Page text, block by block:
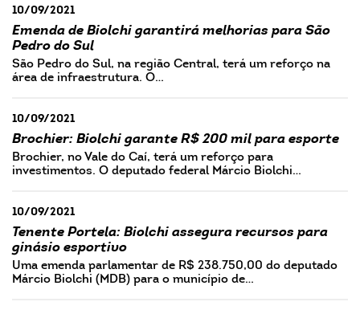
10/09/2021
Emenda de Biolchi garantirá melhorias para São
Pedro do Sul
São Pedro do Sul, na região Central, terá um reforço na
área de infraestrutura. O…
10/09/2021
Brochier: Biolchi garante R$ 200 mil para esporte
Brochier, no Vale do Caí, terá um reforço para
investimentos. O deputado federal Márcio Biolchi…
10/09/2021
Tenente Portela: Biolchi assegura recursos para
ginásio esportivo
Uma emenda parlamentar de R$ 238.750,00 do deputado
Márcio Biolchi (MDB) para o município de…